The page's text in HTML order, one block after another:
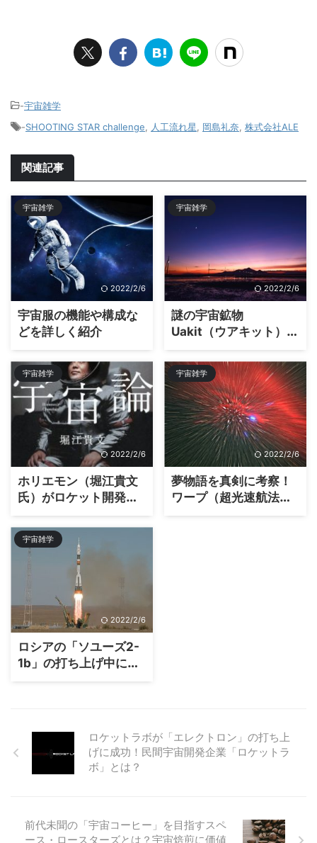
-宇宙雑学
-SHOOTING STAR challenge 人工流れ星 岡島礼奈 株式会社ALE
関連記事
宇宙雑学
2022/2/6
宇宙服の機能や構成な
どを詳しく紹介
宇宙雑学
2022/2/6
謎の宇宙鉱物
Uakit（ウアキット）と
は？
宇宙雑学
2022/2/6
ホリエモン（堀江貴文
氏）がロケット開発、
過程や成果、実績は？
宇宙雑学
2022/2/6
夢物語を真剣に考察！
ワープ（超光速航法）
についてのお話
宇宙雑学
2022/2/6
ロシアの「ソユーズ2-
1b」の打ち上げ中に雷
が！？落雷は大丈夫な
ロケットラボが「エレクトロン」の打ち上
げに成功！民間宇宙開発企業「ロケットラ
ボ」とは？
前代未聞の「宇宙コーヒー」を目指すスペ
ース・ロースターズとは？宇宙焙煎に価値